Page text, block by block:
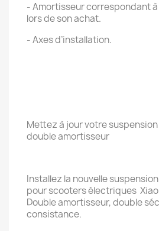
- Amortisseur correspondant à
lors de son achat.
- Axes d’installation.
Mettez à jour votre
double amortisseur
Installez la nouvelle
pour scooters électriques
Double amortisseur, double
consistance.